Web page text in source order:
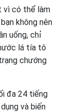
vì có thể làm
không nên
uống, chỉ
lá tía tô
chướng
đa 24 tiếng
và biến